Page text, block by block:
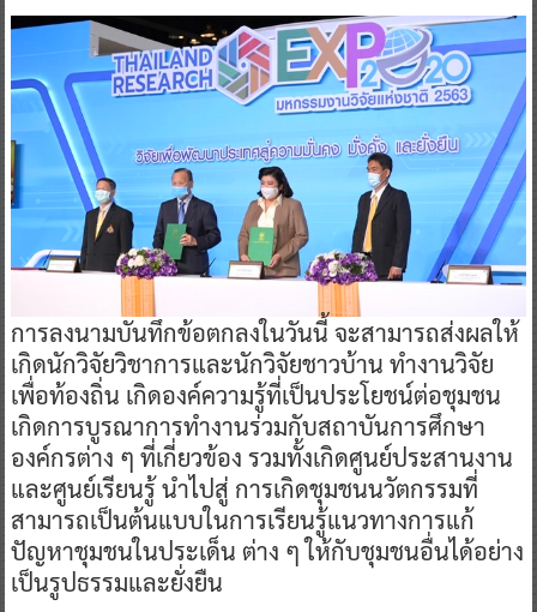
การลงนามบันทึกข้อตกลงในวันนี้ จะสามารถส่งผลให้
เกิดนักวิจัยวิชาการและนักวิจัยชาวบ้าน ทำงานวิจัย
เพื่อท้องถิ่น เกิดองค์ความรู้ที่เป็นประโยชน์ต่อชุมชน
เกิดการบูรณาการทำงานร่วมกับสถาบันการศึกษา
องค์กรต่าง ๆ ที่เกี่ยวข้อง รวมทั้งเกิดศูนย์ประสานงาน
และศูนย์เรียนรู้ นำไปสู่ การเกิดชุมชนนวัตกรรมที่
สามารถเป็นต้นแบบในการเรียนรู้แนวทางการแก้
ปัญหาชุมชนในประเด็น ต่าง ๆ ให้กับชุมชนอื่นได้อย่าง
เป็นรูปธรรมและยั่งยืน